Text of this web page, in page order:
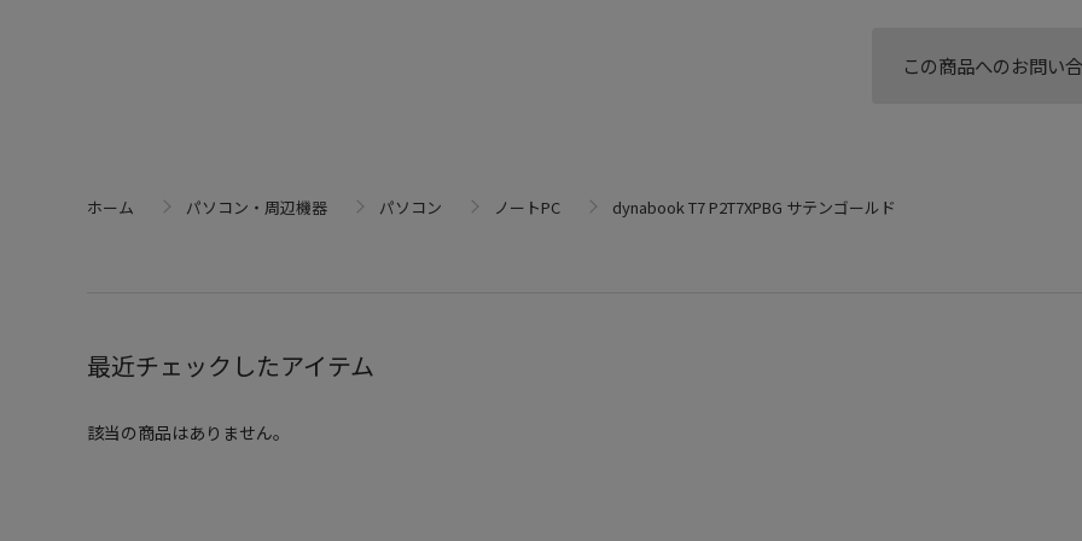
この商品へのお問い
ホーム パソコン・周辺機器 パソコン ノートPC dynabook T7 P2T7XPBG サテンゴールド
最近チェックしたアイテム
該当の商品はありません。